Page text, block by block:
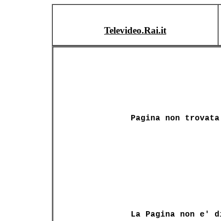
Televideo.Rai.it
Pagina non trovata
La Pagina non e'